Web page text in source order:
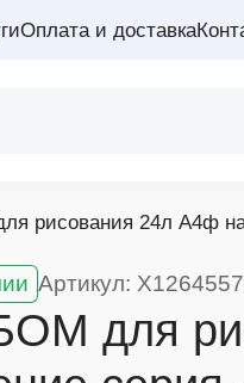
Оплата и доставка
рисования 24л А4ф на
Артикул:
для